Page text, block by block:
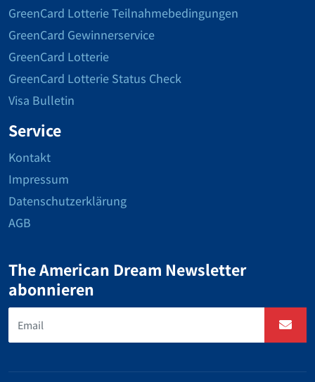
GreenCard Lotterie Teilnahmebedingungen
GreenCard Gewinnerservice
GreenCard Lotterie
GreenCard Lotterie Status Check
Visa Bulletin
Service
Kontakt
Impressum
Datenschutzerklärung
AGB
The American Dream Newsletter
abonnieren